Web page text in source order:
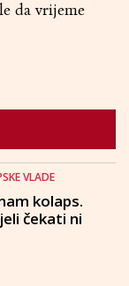
da vrijeme
VLADE
kolaps.
čekati ni